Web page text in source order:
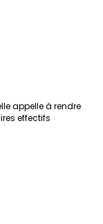
appelle à rendre
effectifs